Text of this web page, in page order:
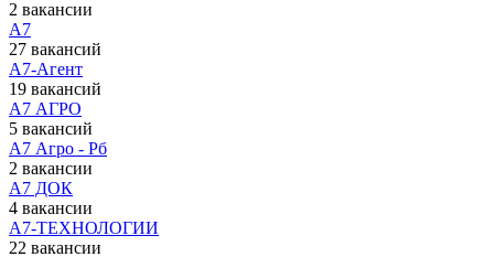
2 вакансии
А7
27 вакансий
А7-Агент
19 вакансий
А7 АГРО
5 вакансий
А7 Агро - Рб
2 вакансии
А7 ДОК
4 вакансии
А7-ТЕХНОЛОГИИ
22 вакансии